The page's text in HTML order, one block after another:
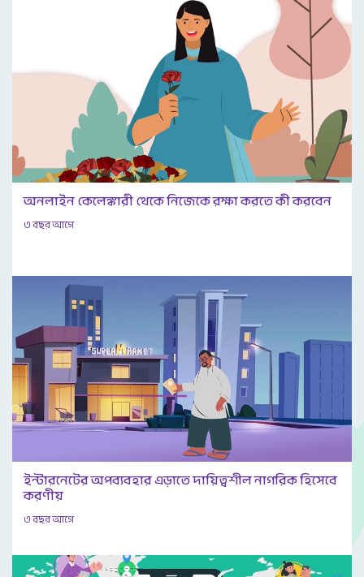
অনলাইন কেলেঙ্কারী থেকে নিজেকে রক্ষা করতে কী করবেন
৩ বছর আগে
ইন্টারনেটের অপব্যবহার এড়াতে দায়িত্বশীল নাগরিক হিসেবে
করণীয়
৩ বছর আগে